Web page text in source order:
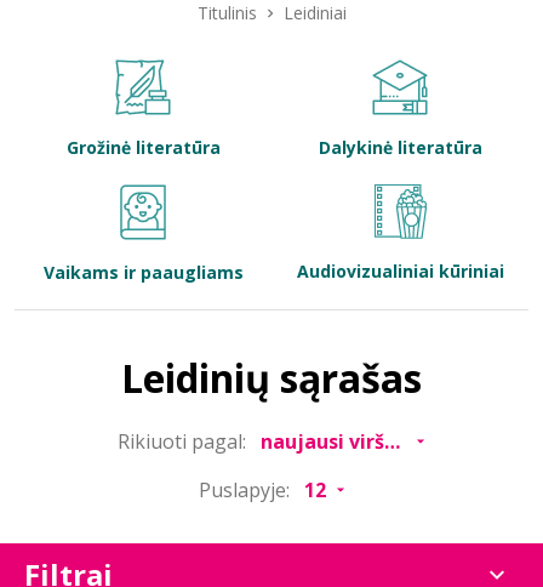
Bibliotekoms
Titulinis Leidiniai
Grožinė literatūra Dalykinė literatūra
Vaikams ir paaugliams Audiovizualiniai kūriniai
Leidinių sąrašas
Rikiuoti pagal:
Puslapyje:
Filtrai